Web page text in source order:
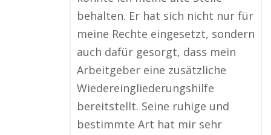
behalten. Er hat sich nicht nur für
meine Rechte eingesetzt, sondern
auch dafür gesorgt, dass mein
Arbeitgeber eine zusätzliche
Wiedereingliederungshilfe
bereitstellt. Seine ruhige und
bestimmte Art hat mir sehr